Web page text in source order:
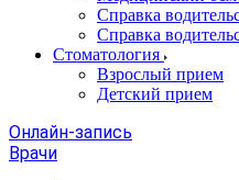
Справка
Справка
Стоматология
Взрослый прием
Детский прием
Онлайн-запись
Врачи